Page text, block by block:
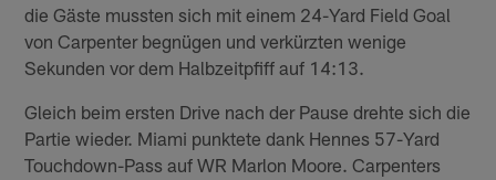
die Gäste mussten sich mit einem 24-Yard Field Goal
von Carpenter begnügen und verkürzten wenige
Sekunden vor dem Halbzeitpfiff auf 14:13.
Gleich beim ersten Drive nach der Pause drehte sich die
Partie wieder. Miami punktete dank Hennes 57-Yard
Touchdown-Pass auf WR Marlon Moore. Carpenters